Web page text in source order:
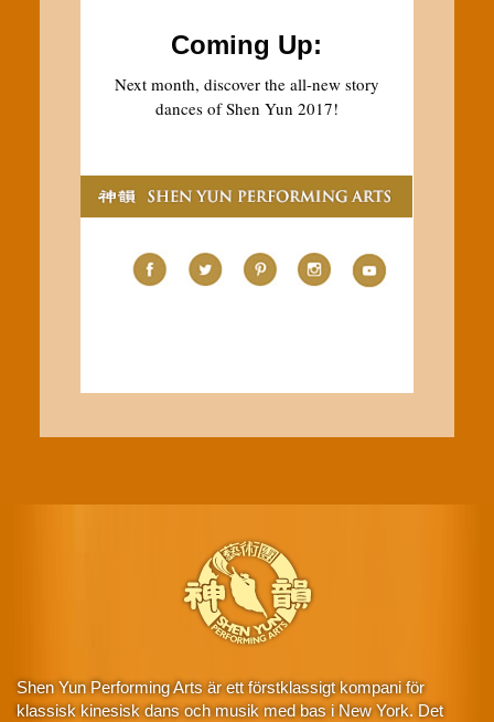
Shen Yun Performing Arts är ett förstklassigt kompani för
klassisk kinesisk dans och musik med bas i New York. Det